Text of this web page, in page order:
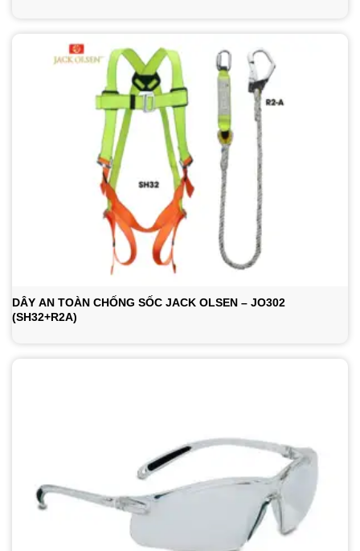
DÂY AN TOÀN CHỐNG SỐC JACK OLSEN – JO302
(SH32+R2A)